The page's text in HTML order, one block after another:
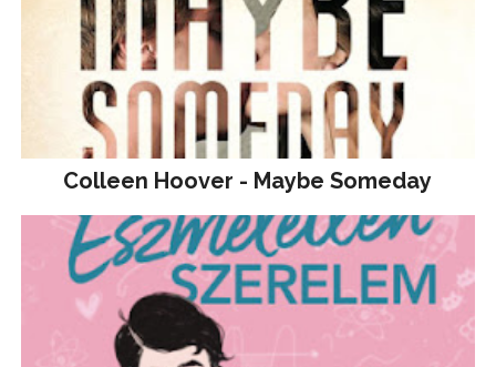
Colleen Hoover - Maybe Someday